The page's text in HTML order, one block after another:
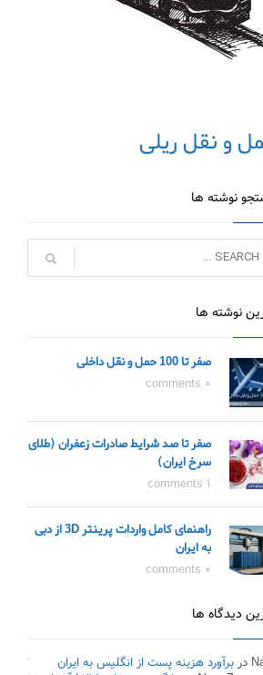
و نقل ریلی
نوشته ها
نوشته ها
صفر تا 100 حمل و نقل داخلی
0 comments
صفر تا صد شرایط صادرات زعفران (طلای
سرخ ایران)
1 comments
راهنمای کامل واردات پرینتر 3D از دبی
به ایران
0 comments
دیدگاه ها
در برآورد هزینه پست از انگلیس به ایران